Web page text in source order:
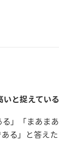
と捉えている
」「まあまあ
る」と答えた